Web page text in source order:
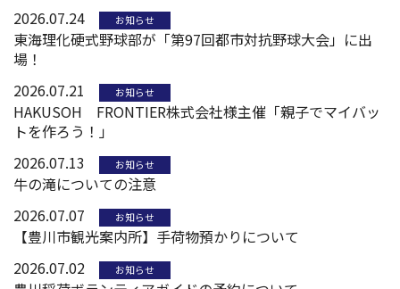
2026.07.24
お知らせ
東海理化硬式野球部が「第97回都市対抗野球大会」に出
場！
2026.07.21
お知らせ
HAKUSOH FRONTIER株式会社様主催「親子でマイバッ
トを作ろう！」
2026.07.13
お知らせ
牛の滝についての注意
2026.07.07
お知らせ
【豊川市観光案内所】手荷物預かりについて
2026.07.02
お知らせ